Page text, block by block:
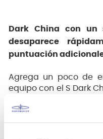
Dark China con un
desaparece
puntuación
Agrega un poco de
equipo con el S Dark
lograr grandes